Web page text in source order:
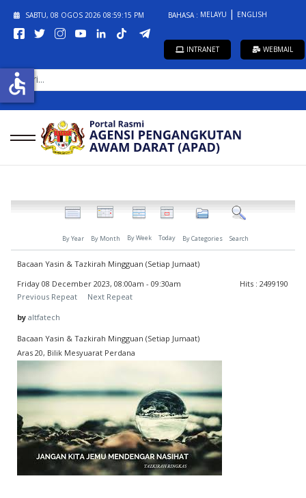
SABTU, 08 OGOS 2026 08:59:15 PM BAHASA : MELAYU ENGLISH
INTRANET WEBMAIL
CARI...
By Year By Month By Week Today By Categories Search
Bacaan Yasin & Tazkirah Mingguan (Setiap Jumaat)
Friday 08 December 2023, 08:00am - 09:30am
Previous Repeat
Next Repeat
Hits : 2499190
by altfatech
Bacaan Yasin & Tazkirah Mingguan (Setiap Jumaat)
Aras 20, Bilik Mesyuarat Perdana
accessible